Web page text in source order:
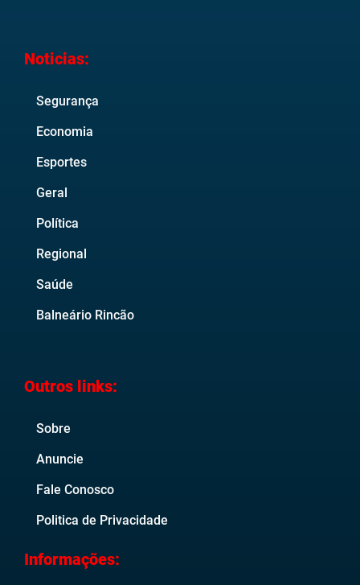
Noticias:
Segurança
Economia
Esportes
Geral
Política
Regional
Saúde
Balneário Rincão
Outros links:
Sobre
Anuncie
Fale Conosco
Politica de Privacidade
Informações: